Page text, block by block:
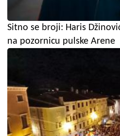
Sitno se broji: Haris
na pozornicu pulske Arene